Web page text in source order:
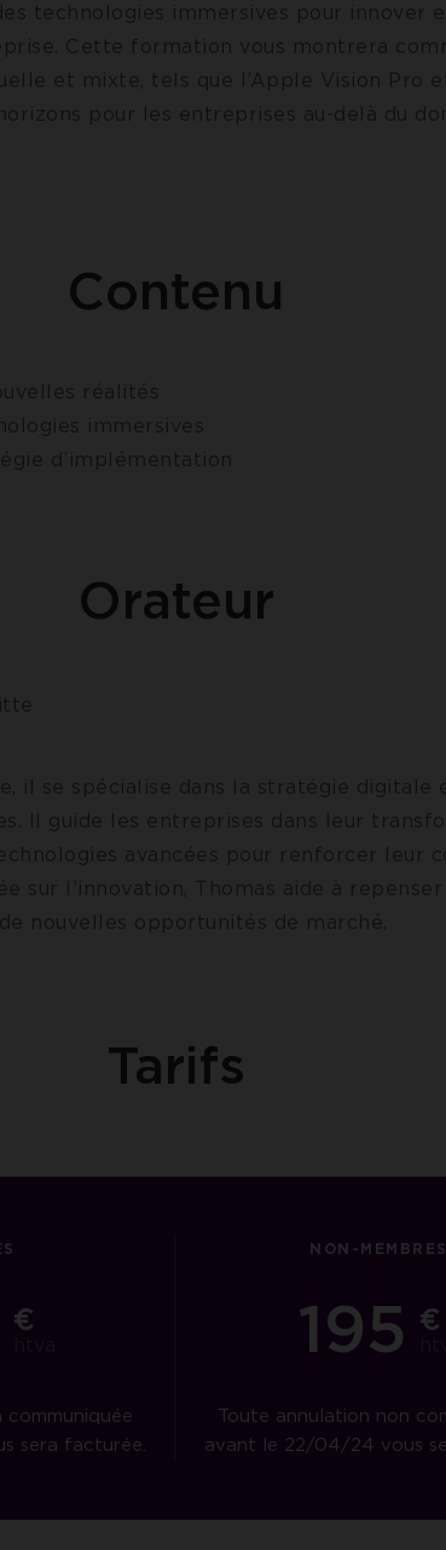
technologies immersives pour innover
Cette formation vous montrera
et mixte, tels que l’Apple Vision Pro
pour les entreprises au-delà du
Contenu
réalités
immersives
d’implémentation
Orateur
il se spécialise dans la stratégie digitale
Il guide les entreprises dans leur
avancées pour renforcer leur
sur l’innovation, Thomas aide à
nouvelles opportunités de marché.
Tarifs
€
sera facturée.
NON-
195 €
Toute annulation non
avant le 22/04/24 vous